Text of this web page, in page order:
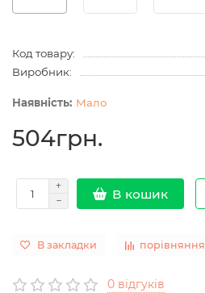
Код товару:
Виробник:
Мало
504грн.
В кошик
В закладки порівняння
0 відгуків